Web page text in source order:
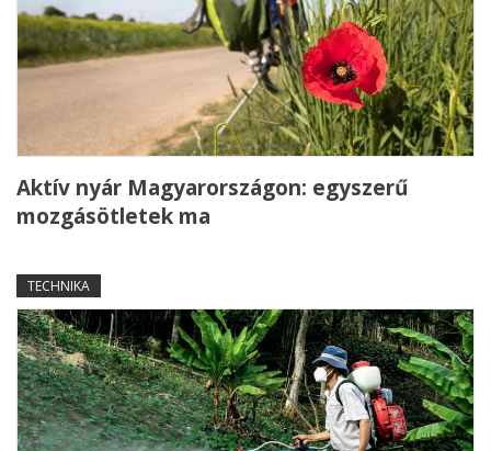
Aktív nyár Magyarországon: egyszerű
mozgásötletek ma
TECHNIKA